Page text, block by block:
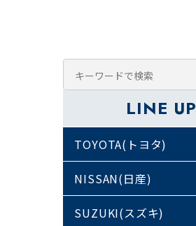
LINE UP
TOYOTA(トヨタ)
NISSAN(日産)
SUZUKI(スズキ)